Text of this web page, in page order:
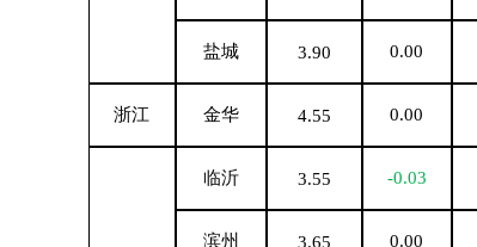
盐城 3.90 0.00
浙江 金华 4.55 0.00
临沂 3.55 -0.03
滨州 3.65 0.00